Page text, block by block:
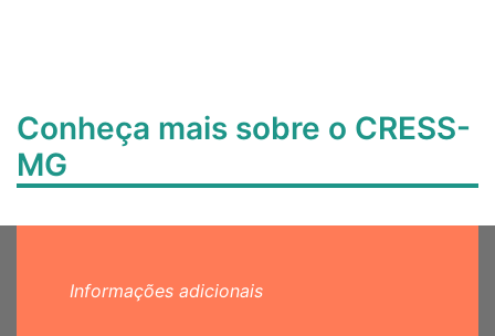
Conheça mais sobre o CRESS-
MG
Informações adicionais